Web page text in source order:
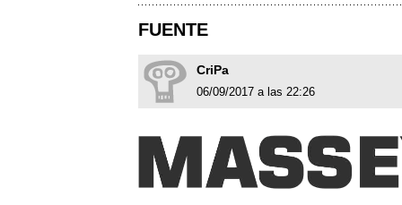
FUENTE
CriPa
06/09/2017 a las 22:26